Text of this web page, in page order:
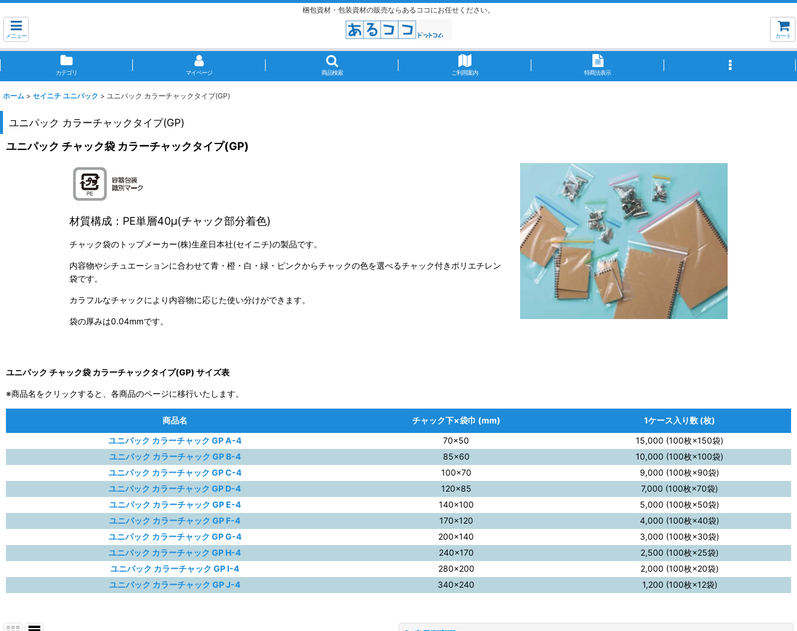
梱包資材・包装資材の販売ならあるココにお任せください。
メニュー カート
カテゴリ マイページ 商品検索 ご利用案内 特商法表示
ホーム > セイニチ ユニパック > ユニパック カラーチャックタイプ(GP)
ユニパック カラーチャックタイプ(GP)
ユニパック チャック袋 カラーチャックタイプ(GP)
材質構成：PE単層40μ(チャック部分着色)
チャック袋のトップメーカー(株)生産日本社(セイニチ)の製品です。
内容物やシチュエーションに合わせて青・橙・白・緑・ピンクからチャックの色を選べるチャック付きポリエチレン
袋です。
カラフルなチャックにより内容物に応じた使い分けができます。
袋の厚みは0.04mmです。
ユニパック チャック袋 カラーチャックタイプ(GP) サイズ表
※商品名をクリックすると、各商品のページに移行いたします。
商品名 チャック下×袋巾 (mm)
1ケース入り数 (枚)
ユニパック カラーチャック GP A-4
70×50
15,000 (100枚×150袋)
ユニパック カラーチャック GP B-4
85×60
10,000 (100枚×100袋)
ユニパック カラーチャック GP C-4
100×70
9,000 (100枚×90袋)
ユニパック カラーチャック GP D-4
120×85
7,000 (100枚×70袋)
ユニパック カラーチャック GP E-4
140×100
5,000 (100枚×50袋)
ユニパック カラーチャック GP F-4
170×120
4,000 (100枚×40袋)
ユニパック カラーチャック GP G-4
200×140
3,000 (100枚×30袋)
ユニパック カラーチャック GP H-4
240×170
2,500 (100枚×25袋)
ユニパック カラーチャック GP I-4
280×200
2,000 (100枚×20袋)
ユニパック カラーチャック GP J-4
340×240 1,200 (100枚×12袋)